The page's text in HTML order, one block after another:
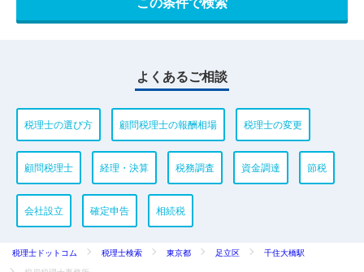
よくあるご相談
税理士の選び方 顧問税理士の報酬相場 税理士の変更
顧問税理士 経理・決算 税務調査 資金調達 節税
会社設立 確定申告 相続税
税理士ドットコム 税理士検索 東京都 足立区
千住大橋駅